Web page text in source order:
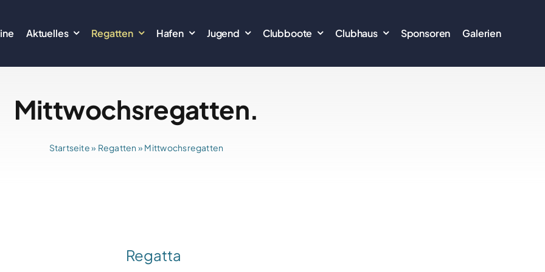
Aktuelles Regatten Hafen Jugend Clubboote Clubhaus Sponsoren Galerien
Mittwochsregatten.
Startseite» Regatten » Mittwochsregatten
Regatta